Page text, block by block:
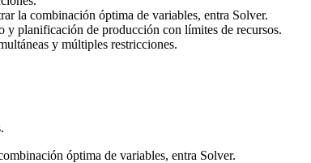
la combinación óptima de variables, entra Solver.
y planificación de producción con límites de recursos.
y múltiples restricciones.
óptima de variables, entra Solver.